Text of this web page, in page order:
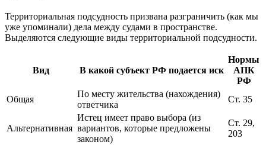
Территориальная подсудность призвана разграничить (как мы
уже упоминали) дела между судами в пространстве.
Выделяются следующие виды территориальной подсудности.
Вид В какой субъект РФ подается иск
Нормы
АПК
РФ
Общая
По месту жительства (нахождения)
ответчика
Ст. 35
Альтернативная
Истец имеет право выбора (из
вариантов, которые предложены
законом)
Ст. 29,
203